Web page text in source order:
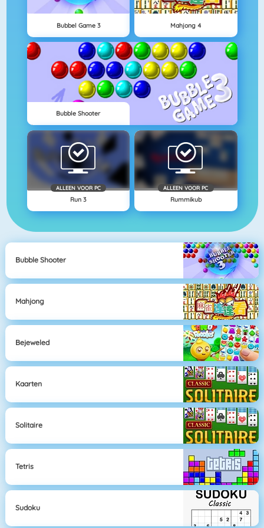
Bubbel Game 3 Mahjong 4
Bubble Shooter
ALLEEN VOOR PC
Run 3
ALLEEN VOOR PC
Rummikub
Bubble Shooter
Mahjong
Bejeweled
Kaarten
Solitaire
Tetris
Sudoku